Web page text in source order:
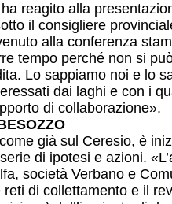
reagito alla
il consigliere
alla conferenza
tempo perché non si
Lo sappiamo noi e lo
dai laghi e con i
di collaborazione».
già sul Ceresio, è
di ipotesi e azioni.
società Verbano e
reti di collettamento e il